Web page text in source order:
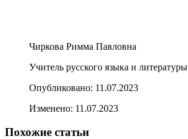
Чиркова Римма Павловна
Учитель русского языка и литературы
Опубликовано: 11.07.2023
Изменено: 11.07.2023
Похожие статьи